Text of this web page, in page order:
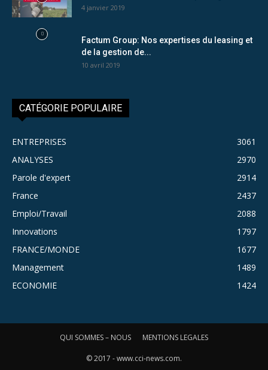
4 janvier 2019
Factum Group: Nos expertises du leasing et
de la gestion de...
10 avril 2019
CATÉGORIE POPULAIRE
ENTREPRISES
3061
ANALYSES
2970
Parole d'expert
2914
France
2437
Emploi/Travail
2088
Innovations
1797
FRANCE/MONDE
1677
Management
1489
ECONOMIE
1424
QUI SOMMES – NOUS MENTIONS LEGALES
© 2017 - www.cci-news.com.